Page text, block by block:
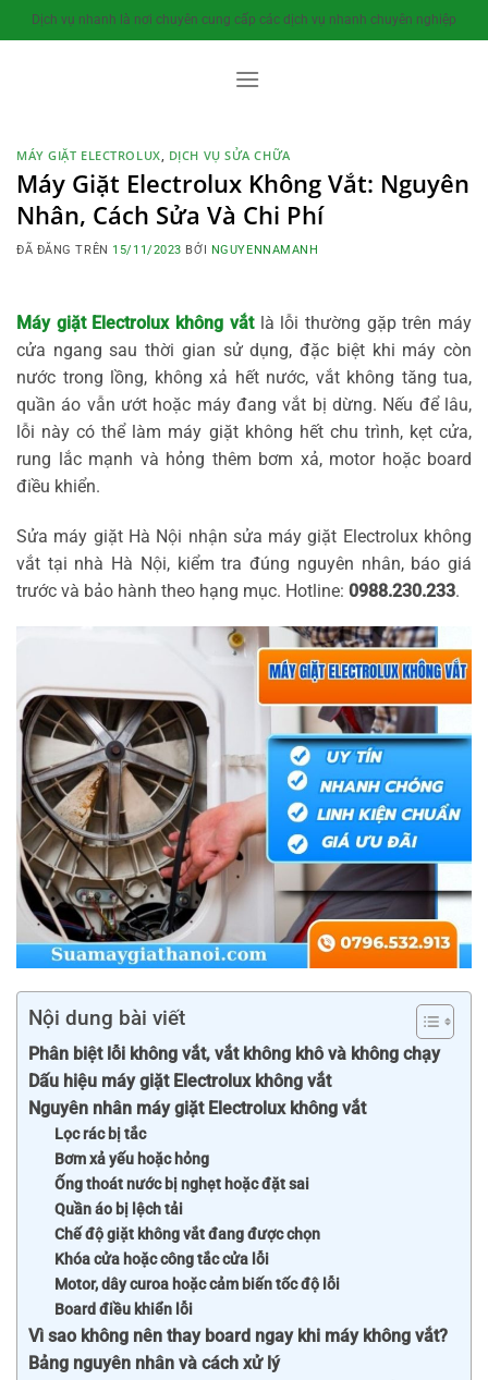
Chuyển
đến
Dịch vụ nhanh là nơi chuyên cung cấp các dịch vụ nhanh chuyên nghiệp
MÁY GIẶT ELECTROLUX, DỊCH VỤ SỬA CHỮA
Máy Giặt Electrolux Không Vắt: Nguyên
Nhân, Cách Sửa Và Chi Phí
ĐÃ ĐĂNG TRÊN 15/11/2023 BỞI NGUYENNAMANH
Máy giặt Electrolux không vắt là lỗi thường gặp trên máy
cửa ngang sau thời gian sử dụng, đặc biệt khi máy còn
nước trong lồng, không xả hết nước, vắt không tăng tua,
quần áo vẫn ướt hoặc máy đang vắt bị dừng. Nếu để lâu,
lỗi này có thể làm máy giặt không hết chu trình, kẹt cửa,
rung lắc mạnh và hỏng thêm bơm xả, motor hoặc board
điều khiển.
Sửa máy giặt Hà Nội nhận sửa máy giặt Electrolux không
vắt tại nhà Hà Nội, kiểm tra đúng nguyên nhân, báo giá
trước và bảo hành theo hạng mục. Hotline: 0988.230.233.
Nội dung bài viết
Phân biệt lỗi không vắt, vắt không khô và không chạy
Dấu hiệu máy giặt Electrolux không vắt
Nguyên nhân máy giặt Electrolux không vắt
Lọc rác bị tắc
Bơm xả yếu hoặc hỏng
Ống thoát nước bị nghẹt hoặc đặt sai
Quần áo bị lệch tải
Chế độ giặt không vắt đang được chọn
Khóa cửa hoặc công tắc cửa lỗi
Motor, dây curoa hoặc cảm biến tốc độ lỗi
Board điều khiển lỗi
Vì sao không nên thay board ngay khi máy không vắt?
Bảng nguyên nhân và cách xử lý